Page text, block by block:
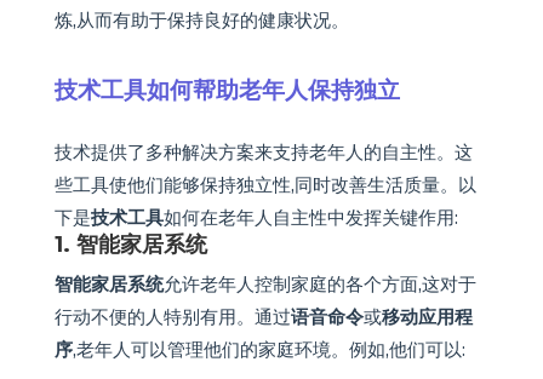
炼,从而有助于保持良好的健康状况。
技术工具如何帮助老年人保持独立
技术提供了多种解决方案来支持老年人的自主性。这
些工具使他们能够保持独立性,同时改善生活质量。以
下是技术工具如何在老年人自主性中发挥关键作用:
1. 智能家居系统
智能家居系统允许老年人控制家庭的各个方面,这对于
行动不便的人特别有用。通过语音命令或移动应用程
序,老年人可以管理他们的家庭环境。例如,他们可以: